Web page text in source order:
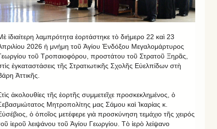
ἰδιαίτερη λαμπρότητα ἐορτάστηκε τὸ διήμερο 22 καὶ 23
2026 ἡ μνήμη τοῦ Ἁγίου Ἐνδόξου Μεγαλομάρτυρος
τοῦ Τροπαιοφόρου, προστάτου τοῦ Στρατοῦ Ξηρᾶς,
ἐγκαταστάσεις τῆς Στρατιωτικῆς Σχολῆς Εὐελπίδων στὴ
Ἀττικῆς.
ἀκολουθίες τῆς ἑορτῆς συμμετεῖχε προσκεκλημένος, ὁ
Μητροπολίτης μας Σάμου καὶ Ἰκαρίας κ.
ὁ ὁποῖος μετέφερε γιὰ προσκύνηση τεμάχιο τῆς χειρός
ἱεροῦ λειψάνου τοῦ Ἁγίου Γεωργίου. Τὸ ἱερὸ λείψανο